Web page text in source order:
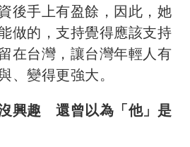
後手上有盈餘，因此，她
做的，支持覺得應該支持
在台灣，讓台灣年輕人有
、變得更強大。
興趣 還曾以為「他」是